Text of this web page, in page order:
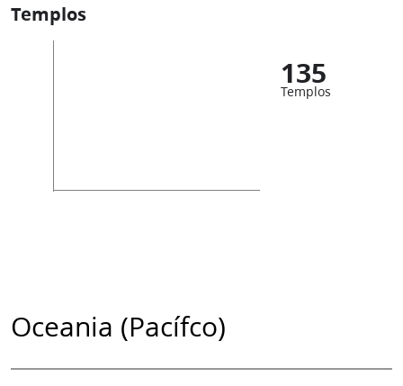
Templos
135
Templos
Oceania (Pacífco)